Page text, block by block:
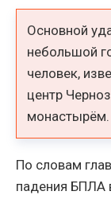
Основной
небольшой
человек,
центр
монастырём.
По словам
падения БПЛА